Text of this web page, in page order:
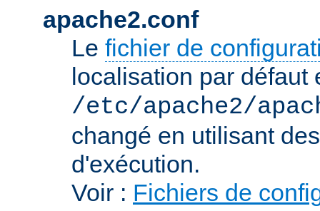
apache2.conf
Le fichier de
localisation par défaut
/etc/apache2/
changé en utilisant
d'exécution.
Voir : Fichiers de